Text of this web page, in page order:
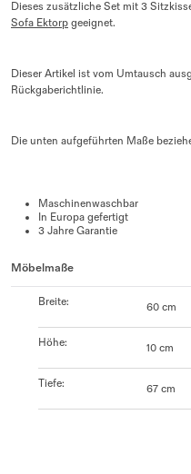
Dieses zusätzliche Set mit 3
Sofa Ektorp geeignet.
Dieser Artikel ist vom Umtausch
Rückgaberichtlinie.
Die unten aufgeführten Maße
Maschinenwaschbar
In Europa gefertigt
3 Jahre Garantie
Möbelmaße
Breite: 60 cm
Höhe: 10 cm
Tiefe: 67 cm